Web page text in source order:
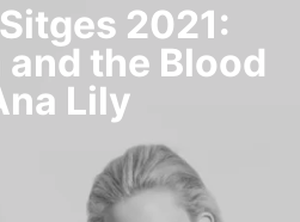
2021:
the Blood
Lily